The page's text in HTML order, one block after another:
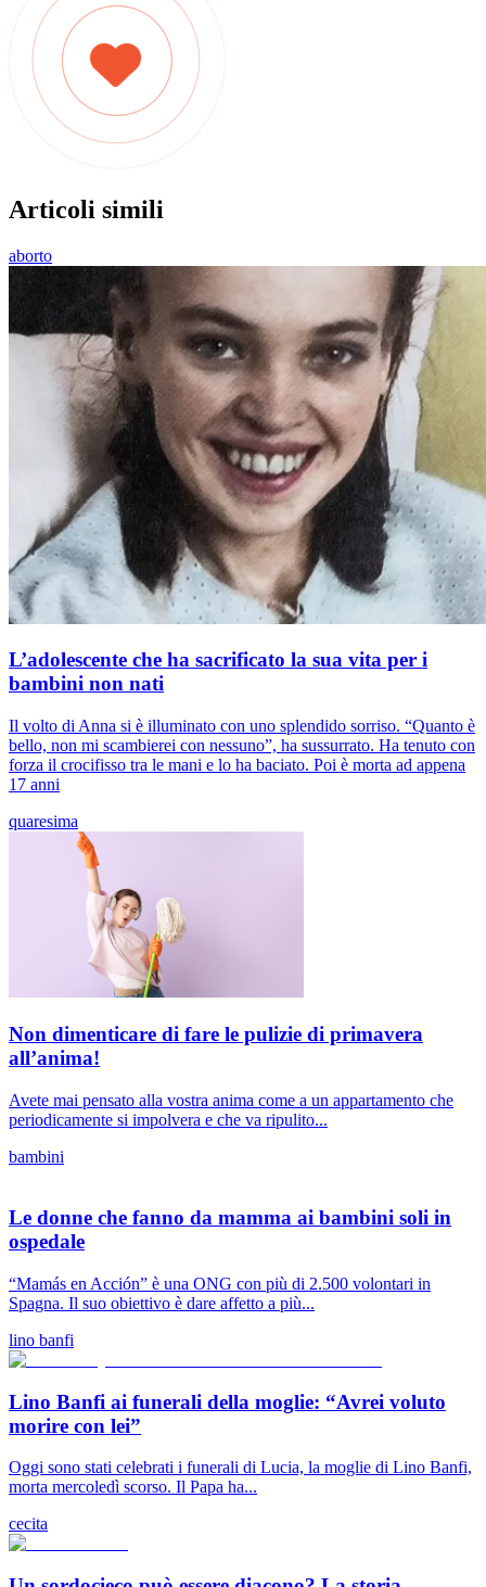
Articoli simili
aborto
L’adolescente che ha sacrificato la sua vita per i
bambini non nati
Il volto di Anna si è illuminato con uno splendido sorriso. “Quanto è
bello, non mi scambierei con nessuno”, ha sussurrato. Ha tenuto con
forza il crocifisso tra le mani e lo ha baciato. Poi è morta ad appena
17 anni
quaresima
Non dimenticare di fare le pulizie di primavera
all’anima!
Avete mai pensato alla vostra anima come a un appartamento che
periodicamente si impolvera e che va ripulito...
bambini
Le donne che fanno da mamma ai bambini soli in
ospedale
“Mamás en Acción” è una ONG con più di 2.500 volontari in
Spagna. Il suo obiettivo è dare affetto a più...
lino banfi
Lino Banfi ai funerali della moglie: “Avrei voluto
morire con lei”
Oggi sono stati celebrati i funerali di Lucia, la moglie di Lino Banfi,
morta mercoledì scorso. Il Papa ha...
cecita